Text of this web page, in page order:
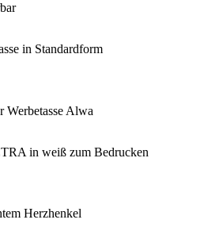
Werbetasse Alwa
Herzhenkel